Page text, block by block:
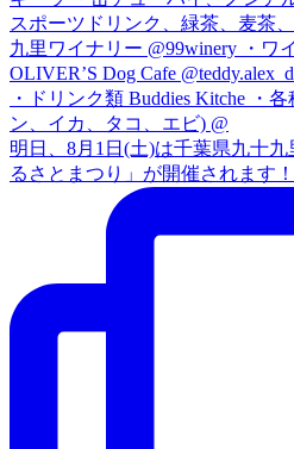
明日、8月1日(土)は千葉県九十
るさとまつり」が開催されます